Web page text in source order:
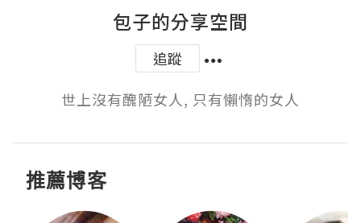
包子的分享空間
追蹤
世上沒有醜陋女人, 只有懶惰的女人
推薦博客